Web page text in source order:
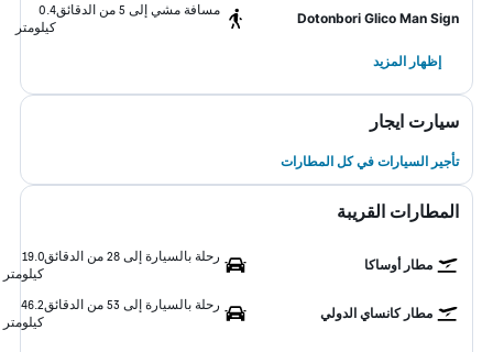
Dotonbori Glico Man Sign
مسافة مشي إلى 5 من الدقائق
0.4
كيلومتر
إظهار المزيد
سيارت ايجار
تأجير السيارات في كل المطارات
المطارات القريبة
مطار أوساكا
رحلة بالسيارة إلى 28 من الدقائق
19.0
كيلومتر
مطار كانساي الدولي
رحلة بالسيارة إلى 53 من الدقائق
46.2
كيلومتر